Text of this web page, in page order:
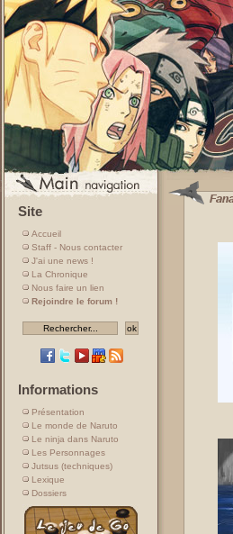
Site
Accueil
Staff - Nous contacter
J'ai une news !
La Chronique
Nous faire un lien
Rejoindre le forum !
Informations
Présentation
Le monde de Naruto
Le ninja dans Naruto
Les Personnages
Jutsus (techniques)
Lexique
Dossiers